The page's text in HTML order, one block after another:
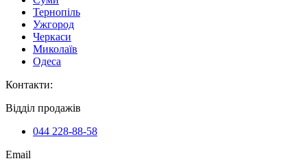
Тернопіль
Ужгород
Черкаси
Миколаїв
Одеса
Контакти:
Відділ продажів
044 228-88-58
Email